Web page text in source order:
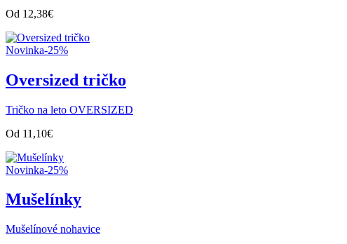
Od 12,38€
Novinka-25%
Oversized tričko
Tričko na leto OVERSIZED
Od 11,10€
Novinka-25%
Mušelínky
Mušelínové nohavice